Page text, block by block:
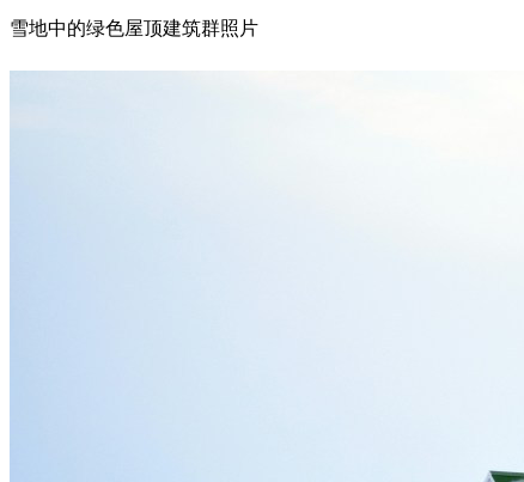
雪地中的绿色屋顶建筑群照片